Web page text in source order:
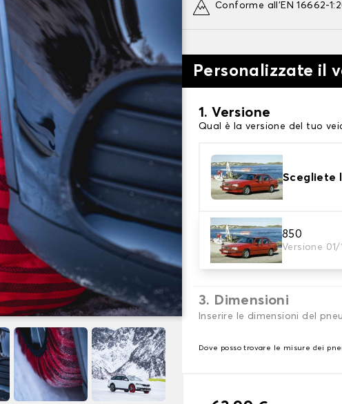
Conforme all'EN 16662-
Personalizzate il
1. Versione
Qual è la versione del tuo
Scegliete
850
Versione
2. Finitura a calza
Scegli le calze da neve
3. Dimensioni
Inserire le dimensioni del
Dove posso trovare le misure dei